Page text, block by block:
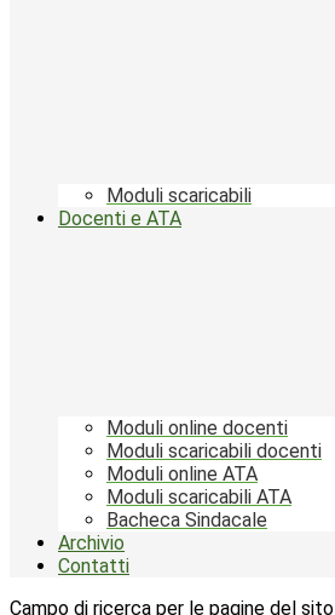
Moduli scaricabili
Docenti e ATA
Moduli online docenti
Moduli scaricabili docenti
Moduli online ATA
Moduli scaricabili ATA
Bacheca Sindacale
Archivio
Contatti
Campo di ricerca per le pagine del sito